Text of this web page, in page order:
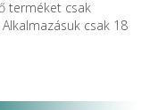
terméket csak
csak 18